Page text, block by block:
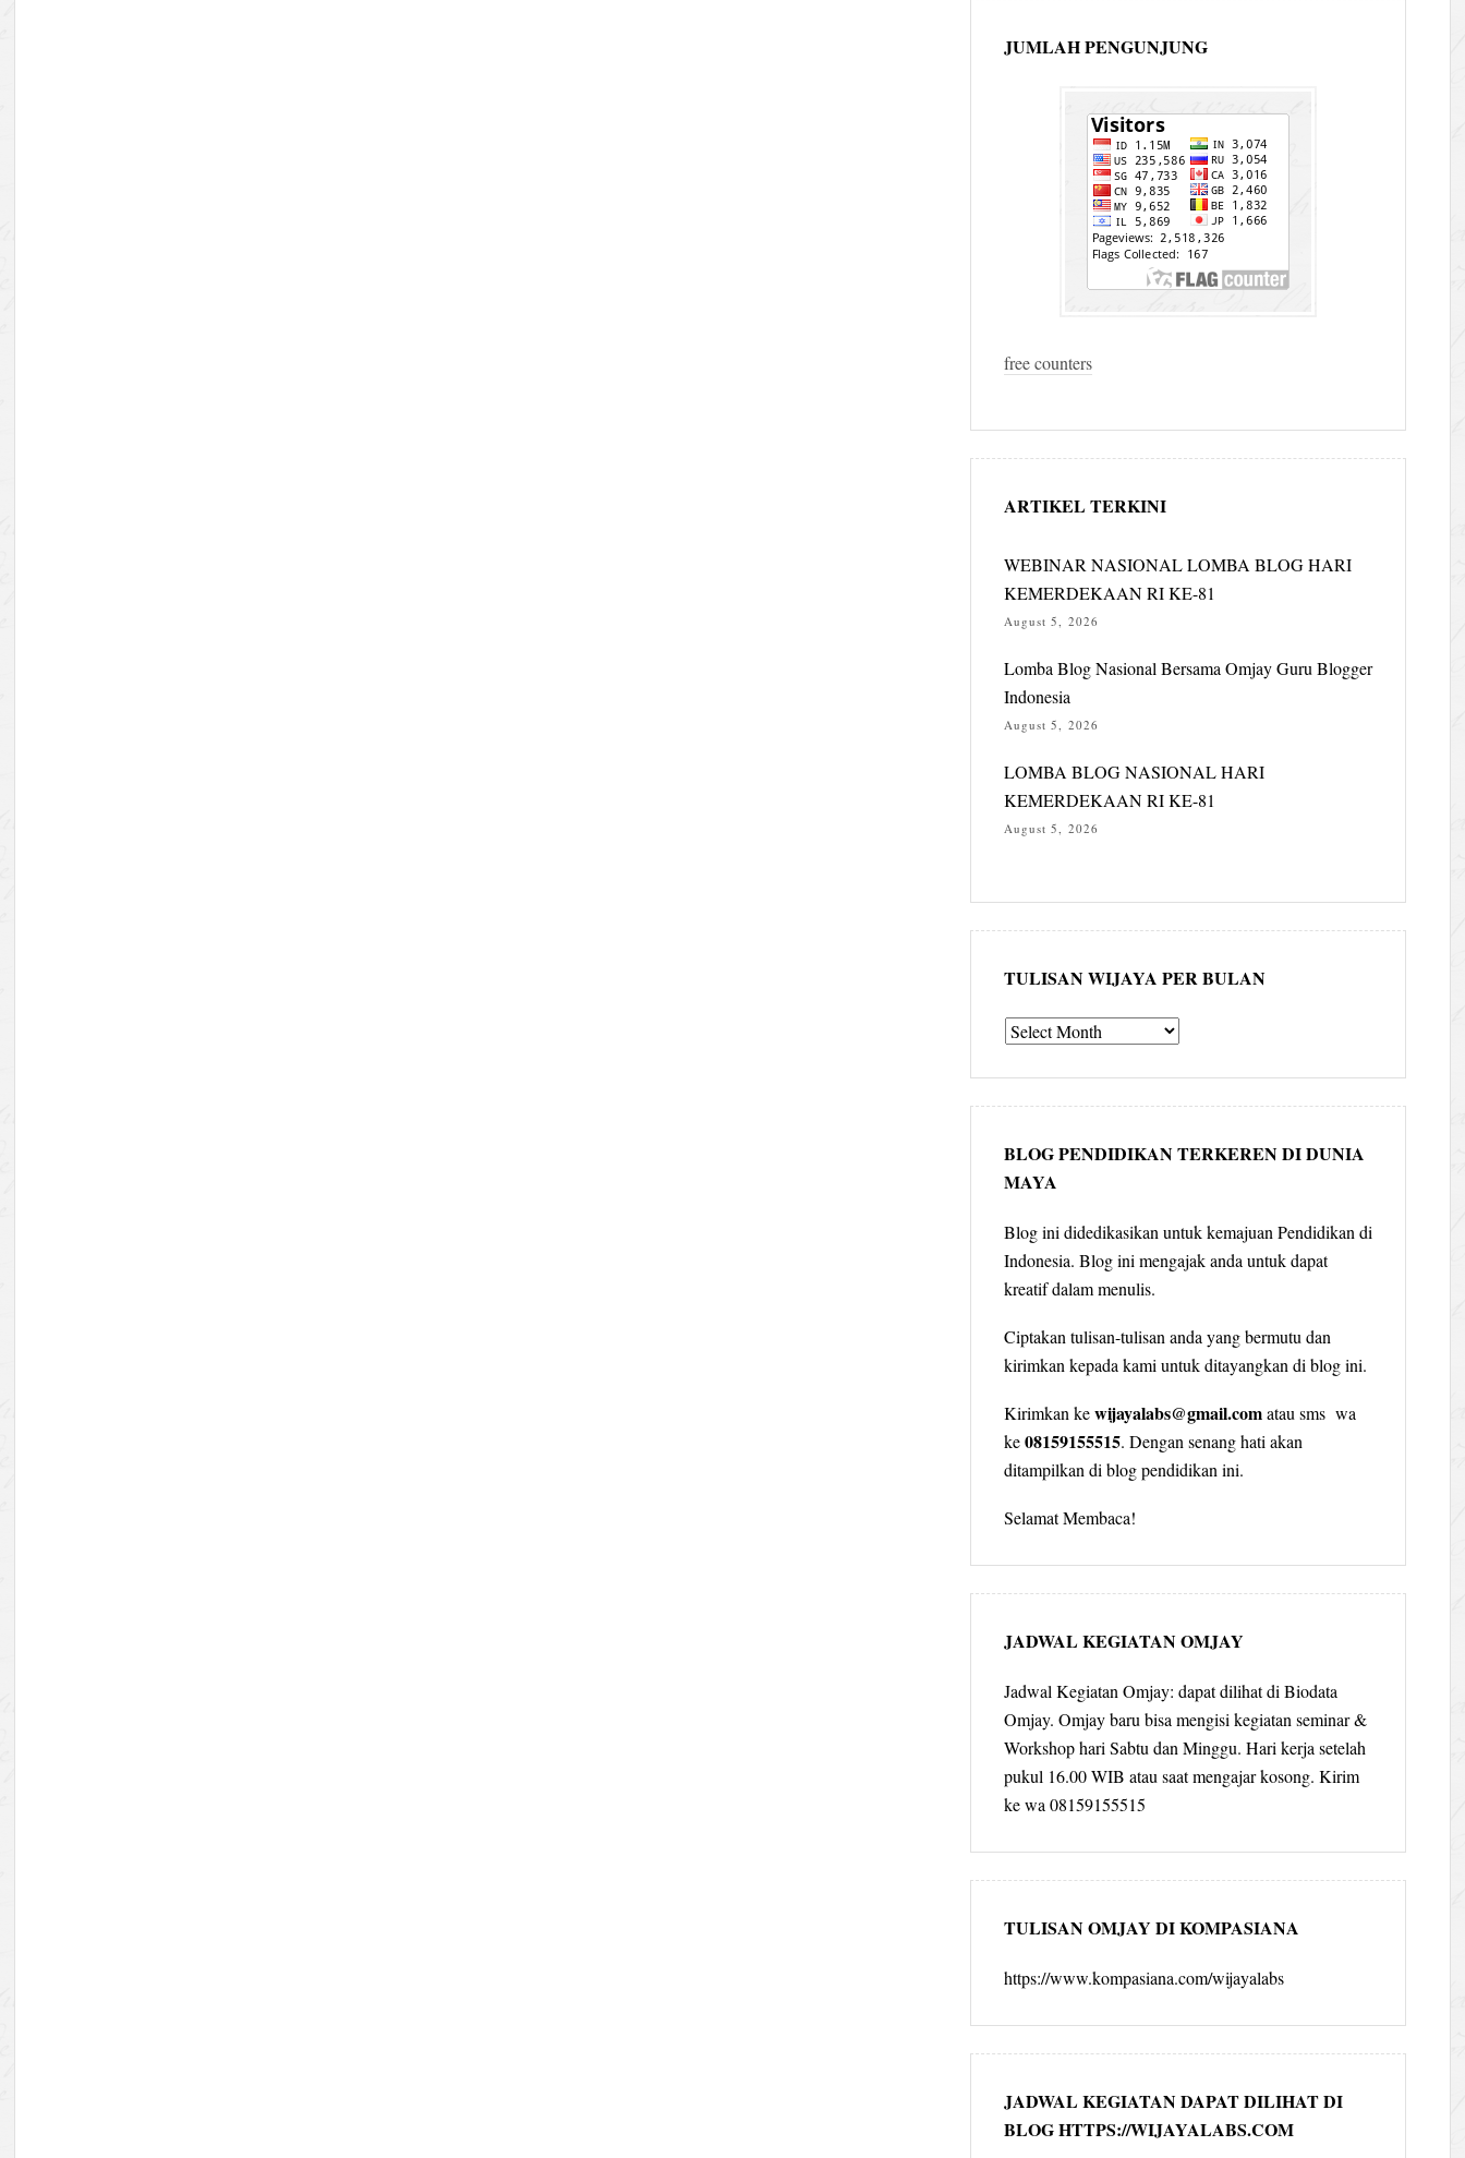
JUMLAH PENGUNJUNG
free counters
ARTIKEL TERKINI
WEBINAR NASIONAL LOMBA BLOG HARI
KEMERDEKAAN RI KE-81
August 5, 2026
Lomba Blog Nasional Bersama Omjay Guru Blogger
Indonesia
August 5, 2026
LOMBA BLOG NASIONAL HARI
KEMERDEKAAN RI KE-81
August 5, 2026
TULISAN WIJAYA PER BULAN
Tulisan
per
bulan
BLOG PENDIDIKAN TERKEREN DI DUNIA
MAYA
Blog ini didedikasikan untuk kemajuan Pendidikan di
Indonesia. Blog ini mengajak anda untuk dapat
kreatif dalam menulis.
Ciptakan tulisan-tulisan anda yang bermutu dan
kirimkan kepada kami untuk ditayangkan di blog ini.
Kirimkan kewijayalabs@gmail.comatau sms wa
ke08159155515. Dengan senang hati akan
ditampilkan di blog pendidikan ini.
Selamat Membaca!
JADWAL KEGIATAN OMJAY
Jadwal Kegiatan Omjay: dapat dilihat di Biodata
Omjay. Omjay baru bisa mengisi kegiatan seminar &
Workshop hari Sabtu dan Minggu. Hari kerja setelah
pukul 16.00 WIB atau saat mengajar kosong. Kirim
ke wa 08159155515
TULISAN OMJAY DI KOMPASIANA
https://www.kompasiana.com/wijayalabs
JADWAL KEGIATAN DAPAT DILIHAT DI
BLOG HTTPS://WIJAYALABS.COM